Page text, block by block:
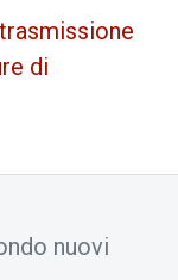
di
nuovi